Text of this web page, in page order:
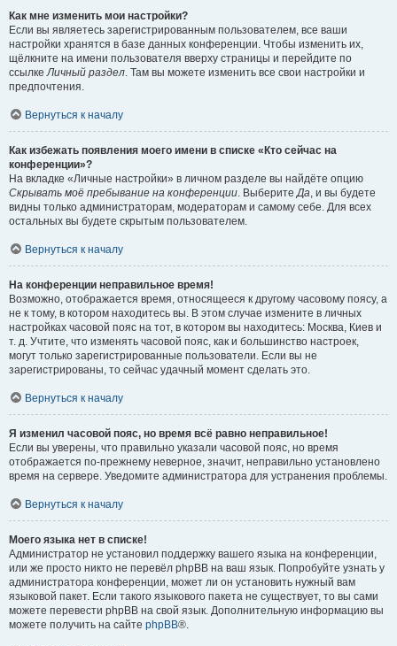
Как мне изменить мои настройки?
Если вы являетесь зарегистрированным пользователем, все ваши
настройки хранятся в базе данных конференции. Чтобы изменить их,
щёлкните на имени пользователя вверху страницы и перейдите по
ссылкеЛичный раздел. Там вы можете изменить все свои настройки и
предпочтения.
Вернуться к началу
Как избежать появления моего имени в списке «Кто сейчас на
конференции»?
На вкладке «Личные настройки» в личном разделе вы найдёте опцию
Скрывать моё пребывание на конференции. ВыберитеДа, и вы будете
видны только администраторам, модераторам и самому себе. Для всех
остальных вы будете скрытым пользователем.
Вернуться к началу
На конференции неправильное время!
Возможно, отображается время, относящееся к другому часовому поясу, а
не к тому, в котором находитесь вы. В этом случае измените в личных
настройках часовой пояс на тот, в котором вы находитесь: Москва, Киев и
т. д. Учтите, что изменять часовой пояс, как и большинство настроек,
могут только зарегистрированные пользователи. Если вы не
зарегистрированы, то сейчас удачный момент сделать это.
Вернуться к началу
Я изменил часовой пояс, но время всё равно неправильное!
Если вы уверены, что правильно указали часовой пояс, но время
отображается по-прежнему неверное, значит, неправильно установлено
время на сервере. Уведомите администратора для устранения проблемы.
Вернуться к началу
Моего языка нет в списке!
Администратор не установил поддержку вашего языка на конференции,
или же просто никто не перевёл phpBB на ваш язык. Попробуйте узнать у
администратора конференции, может ли он установить нужный вам
языковой пакет. Если такого языкового пакета не существует, то вы сами
можете перевести phpBB на свой язык. Дополнительную информацию вы
можете получить на сайте phpBB®.